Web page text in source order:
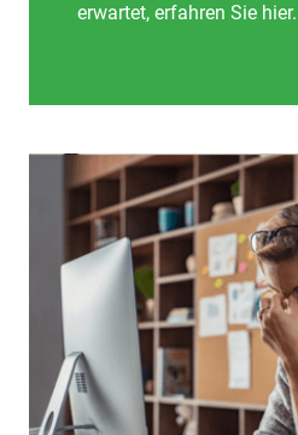
erwartet, erfahren Sie hier.